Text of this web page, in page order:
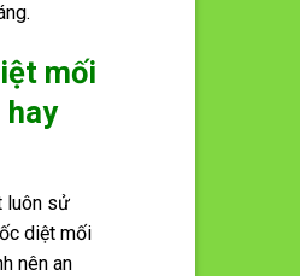
mối
hay
luôn sử
diệt mối
nên an